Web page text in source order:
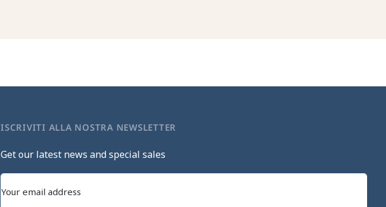
ISCRIVITI ALLA NOSTRA NEWSLETTER
Get our latest news and special sales